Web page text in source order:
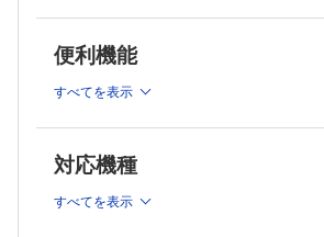
ックス
2章 不定愁訴診療実践編
不定愁訴診療 ５つの原則
原則１ バイタル正常でも病気はありえる
原則２ CRP陽性を見過ごさない
原則３ 全身疾患を想起せよ
便利機能
すべてを表示
対応機種
すべてを表示